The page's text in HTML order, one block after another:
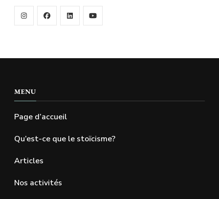
MENU
Page d’accueil
Qu’est-ce que le stoïcisme?
Articles
Nos activités